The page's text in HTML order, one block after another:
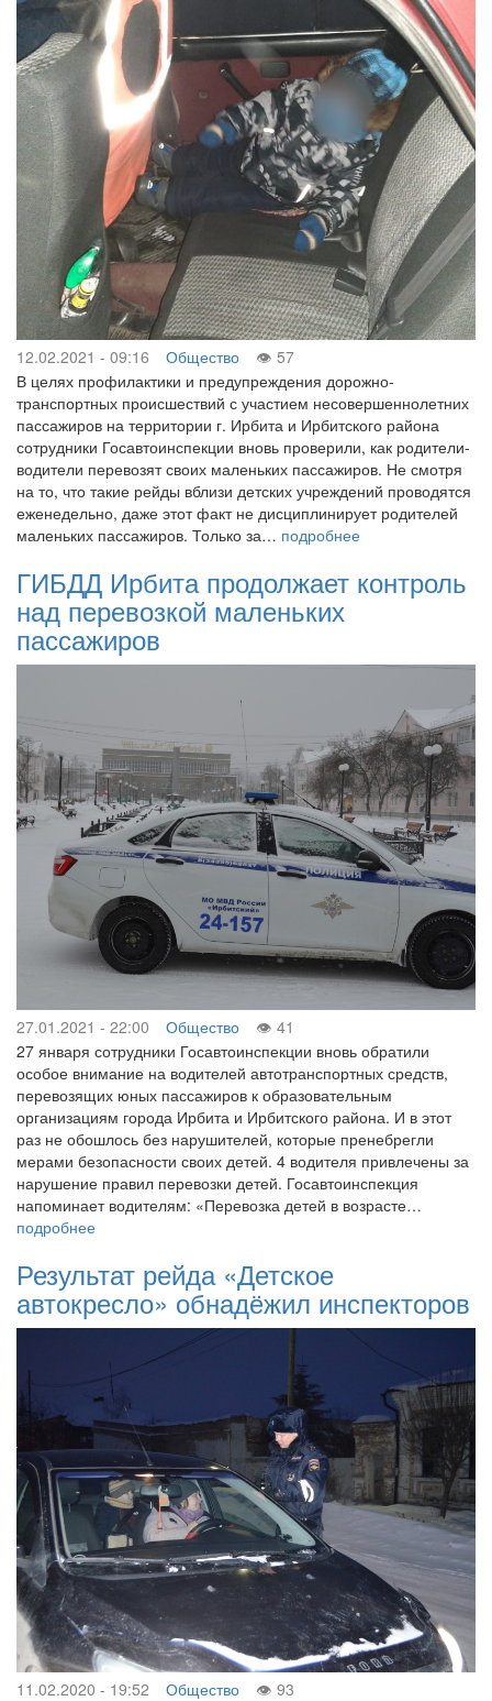
12.02.2021 - 09:16 Общество
57
В целях профилактики и предупреждения дорожно-
транспортных происшествий с участием несовершеннолетних
пассажиров на территории г. Ирбита и Ирбитского района
сотрудники Госавтоинспекции вновь проверили, как родители-
водители перевозят своих маленьких пассажиров. Не смотря
на то, что такие рейды вблизи детских учреждений проводятся
еженедельно, даже этот факт не дисциплинирует родителей
маленьких пассажиров. Только за… подробнее
ГИБДД Ирбита продолжает контроль
над перевозкой маленьких
пассажиров
27.01.2021 - 22:00 Общество
41
27 января сотрудники Госавтоинспекции вновь обратили
особое внимание на водителей автотранспортных средств,
перевозящих юных пассажиров к образовательным
организациям города Ирбита и Ирбитского района. И в этот
раз не обошлось без нарушителей, которые пренебрегли
мерами безопасности своих детей. 4 водителя привлечены за
нарушение правил перевозки детей. Госавтоинспекция
напоминает водителям: «Перевозка детей в возрасте…
подробнее
Результат рейда «Детское
автокресло» обнадёжил инспекторов
11.02.2020 - 19:52 Общество
93